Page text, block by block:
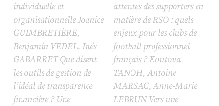
individuelle et
organisationnelle Joanice
GUIMBRETIÈRE,
Benjamin VEDEL, Inés
GABARRET Que disent
les outils de gestion de
l’idéal de transparence
financière ? Une
attentes des supporters en
matière de RSO : quels
enjeux pour les clubs de
football professionnel
français ? Koutoua
TANOH, Antoine
MARSAC, Anne-Marie
LEBRUN Vers une